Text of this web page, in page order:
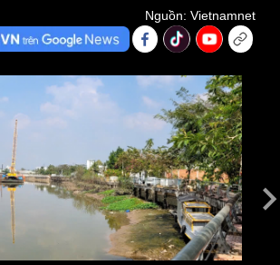
Multimedia
Video
Ảnh
Nguồn: Vietnamnet